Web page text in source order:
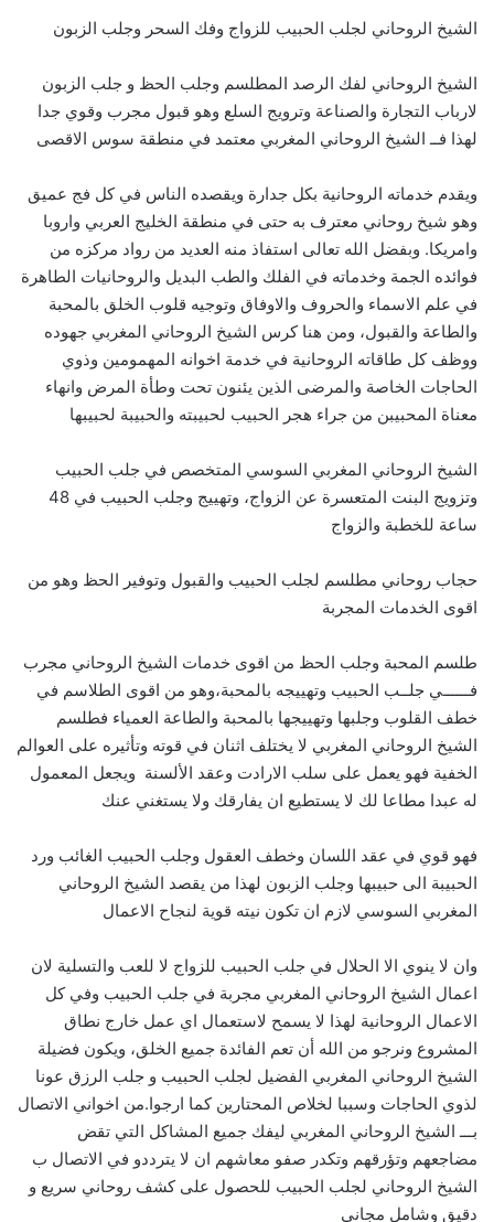
الشيخ الروحاني لجلب الحبيب للزواج وفك السحر وجلب الزبون
الشيخ الروحاني لفك الرصد المطلسم وجلب الحظ و جلب الزبون
لارباب التجارة والصناعة وترويج السلع وهو قبول مجرب وقوي جدا
لهذا فــ الشيخ الروحاني المغربي معتمد في منطقة سوس الاقصى
ويقدم خدماته الروحانية بكل جدارة ويقصده الناس في كل فج عميق
وهو شيخ روحاني معترف به حتى في منطقة الخليج العربي واروبا
وامريكا. وبفضل الله تعالى استفاذ منه العديد من رواد مركزه من
فوائده الجمة وخدماته في الفلك والطب البديل والروحانيات الطاهرة
في علم الاسماء والحروف والاوفاق وتوجيه قلوب الخلق بالمحبة
والطاعة والقبول، ومن هنا كرس الشيخ الروحاني المغربي جهوده
ووظف كل طاقاته الروحانية في خدمة اخوانه المهمومين وذوي
الحاجات الخاصة والمرضى الذين يئنون تحت وطأة المرض وانهاء
معناة المحبيبن من جراء هجر الحبيب لحبيبته والحبيبة لحبيبها
الشيخ الروحاني المغربي السوسي المتخصص في جلب الحبيب
وتزويج البنت المتعسرة عن الزواج، وتهييج وجلب الحبيب في 48
ساعة للخطبة والزواج
حجاب روحاني مطلسم لجلب الحبيب والقبول وتوفير الحظ وهو من
اقوى الخدمات المجربة
طلسم المحبة وجلب الحظ من اقوى خدمات الشيخ الروحاني مجرب
فــــــي جلــب الحبيب وتهييجه بالمحبة،وهو من اقوى الطلاسم في
خطف القلوب وجلبها وتهييجها بالمحبة والطاعة العمياء فطلسم
الشيخ الروحاني المغربي لا يختلف اثنان في قوته وتأثيره على العوالم
الخفية فهو يعمل على سلب الارادت وعقد الألسنة ويجعل المعمول
له عبدا مطاعا لك لا يستطيع ان يفارقك ولا يستغني عنك
فهو قوي في عقد اللسان وخطف العقول وجلب الحبيب الغائب ورد
الحبيبة الى حبيبها وجلب الزبون لهذا من يقصد الشيخ الروحاني
المغربي السوسي لازم ان تكون نيته قوية لنجاح الاعمال
وان لا ينوي الا الحلال في جلب الحبيب للزواج لا للعب والتسلية لان
اعمال الشيخ الروحاني المغربي مجربة في جلب الحبيب وفي كل
الاعمال الروحانية لهذا لا يسمح لاستعمال اي عمل خارج نطاق
المشروع ونرجو من الله أن تعم الفائدة جميع الخلق، ويكون فضيلة
الشيخ الروحاني المغربي الفضيل لجلب الحبيب و جلب الرزق عونا
لذوي الحاجات وسببا لخلاص المحتارين كما ارجوا.من اخواني الاتصال
بـــ الشيخ الروحاني المغربي ليفك جميع المشاكل التي تقض
مضاجعهم وتؤرقهم وتكدر صفو معاشهم ان لا يترددو في الاتصال ب
الشيخ الروحاني لجلب الحبيب للحصول على كشف روحاني سريع و
دقيق وشامل مجاني